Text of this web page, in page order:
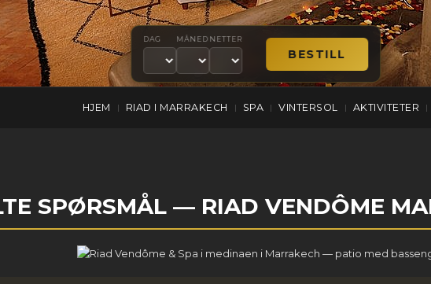
DAG MÅNED NETTER
HJEM | RIAD I MARRAKECH | SPA | VINTERSOL | AKTIVITETER |
SPØRSMÅL — RIAD VENDÔME